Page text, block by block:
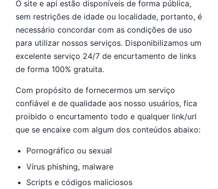
O site e api estão disponíveis de forma pública,
sem restrições de idade ou localidade, portanto, é
necessário concordar com as condições de uso
para utilizar nossos serviços. Disponibilizamos um
excelente serviço 24/7 de encurtamento de links
de forma 100% gratuita.
Com propósito de fornecermos um serviço
confiável e de qualidade aos nosso usuários, fica
proibido o encurtamento todo e qualquer link/url
que se encaixe com algum dos conteúdos abaixo:
Pornográfico ou sexual
Vírus phishing, malware
Scripts e códigos maliciosos